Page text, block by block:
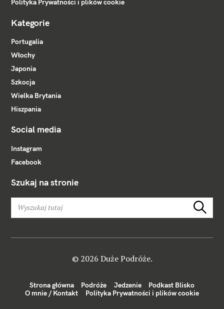
Polityka Prywatności i plików cookie
Kategorie
Portugalia
Włochy
Japonia
Szkocja
Wielka Brytania
Hiszpania
Social media
Instagram
Facebook
Szukaj na stronie
Szukaj
Strona główna Podróże Jedzenie
Podkast Blisko
O mnie / Kontakt
Polityka Prywatności i plików cookie
© 2026 Duże Podróże.